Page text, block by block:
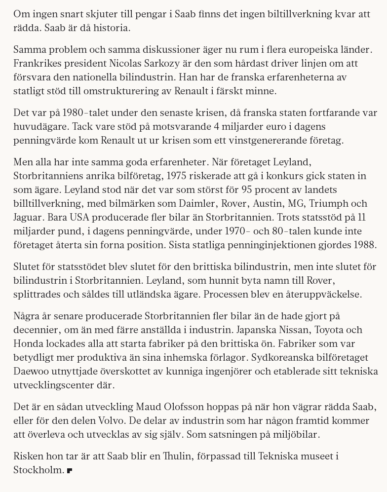
Om ingen snart skjuter till pengar i Saab finns det ingen biltillverkning kvar att
rädda. Saab är då historia.
Samma problemoch samma diskussioner äger nu rum i flera europeiska länder.
Frankrikes president Nicolas Sarkozy är den som hårdast driver linjen om att
försvara den nationella bilindustrin. Han har de franska erfarenheterna av
statligt stöd till omstrukturering av Renault i färskt minne.
Det var på 1980-talet under den senaste krisen, då franska staten fortfarande var
huvudägare. Tack vare stöd på motsvarande 4 miljarder euro i dagens
penningvärde kom Renault ut ur krisen som ett vinstgenererande företag.
Men alla har inte samma goda erfarenheter. När företaget Leyland,
Storbritanniens anrika bilföretag, 1975 riskerade att gå i konkurs gick staten in
som ägare. Leyland stod när det var som störst för 95 procent av landets
billtillverkning, med bilmärken som Daimler, Rover, Austin, MG, Triumph och
Jaguar. Bara USA producerade fler bilar än Storbritannien. Trots statsstöd på 11
miljarder pund, i dagens penningvärde, under 1970- och 80-talen kunde inte
företaget återta sin forna position. Sista statliga penninginjektionen gjordes 1988.
Slutet för statsstödet blev slutet för den brittiska bilindustrin, men inte slutet för
bilindustrin i Storbritannien. Leyland, som hunnit byta namn till Rover,
splittrades och såldes till utländska ägare. Processen blev en återuppväckelse.
Några år senare producerade Storbritannien fler bilar än de hade gjort på
decennier, om än med färre anställda i industrin. Japanska Nissan, Toyota och
Honda lockades alla att starta fabriker på den brittiska ön. Fabriker som var
betydligt mer produktiva än sina inhemska förlagor. Sydkoreanska bilföretaget
Daewoo utnyttjade överskottet av kunniga ingenjörer och etablerade sitt tekniska
utvecklingscenter där.
Det är en sådan utveckling Maud Olofsson hoppas på när hon vägrar rädda Saab,
eller för den delen Volvo. De delar av industrin som har någon framtid kommer
att överleva och utvecklas av sig själv. Som satsningen på miljöbilar.
Risken hon tar är att Saab blir en Thulin, förpassad till Tekniska museet i
Stockholm.